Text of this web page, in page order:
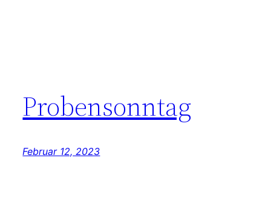
Probensonntag
Februar 12, 2023